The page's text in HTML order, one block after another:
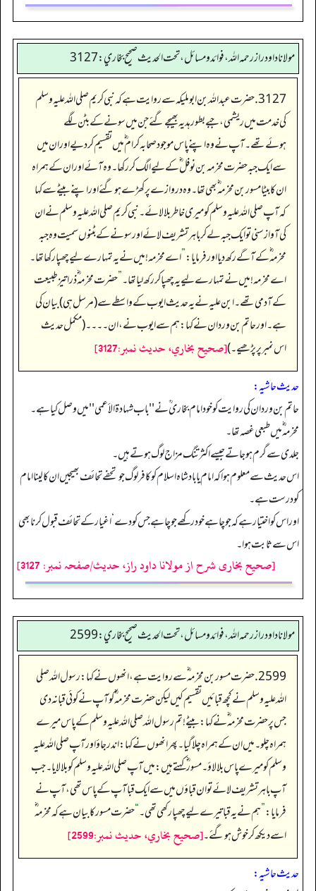
مولانا داود راز رحمه الله، فوائد و مسائل، تحت الحديث صحيح بخاري: 3127
3127. حضرت عبداللہ بن ابو ملیکہ سے روایت ہے کہ نبی کریم صلی اللہ علیہ وسلم
کی خدمت میں ریشمی، جبے بطور ہدیہ بھیجے گئے جن میں سونے کے بٹن لگے
ہوئےتھے۔ آپ نے وہ اپنے پاس موجود صحابہ کرام ؓ میں تقسیم کردیے اور ان میں
سے ایک جبہ حضرت مخرمہ بن نوفل ؓ کے لیے الگ کررکھا۔ وہ آئے اور ان کے ہمراہ
ان کا بیٹا مسور بن مخرمہ ؓ بھی تھا۔ وہ دروازے پر کھڑے ہوگئے اور اپنے بیٹے سے کہا
کہ آپ صلی اللہ علیہ وسلم کومیری خاطر بلا لائے۔ نبی کریم صلی اللہ علیہ وسلم نے ان
کی آواز سنی تو ایک جبہ لے کر باہر تشریف لائے اور سونے کے بٹنوں سمیت وہ جبہ
مخرمہ ؓکے آگے رکھ دیا اور فرمایا:”اے مخرمہ! میں نے یہ تمہارے لیے چھپا رکھا تھا۔
اے مخرمہ! میں نے تمہارے لیے یہ چھپا کررکھ لیا تھا۔”حضرت مخرمہ ؓ ذرا تیز طبیعت
کے آدمی تھے۔ ابن علیہ نے یہ حدیث ایوب کے واسطے سے (مرسل ہی) بیان کی
ہے۔ اور حاتم بن وردان نے کہا: ہم سے ایوب نے، ان۔۔۔۔ (مکمل حدیث
اس نمبر پر پڑھیے۔)[صحيح بخاري، حديث نمبر:3127]
حدیث حاشیہ:
حاتم بن وردان کی روایت کو خود امام بخاری ؒنے ''باب شهادة الأعمی'' میں وصل کیا ہے۔
مخرمہ ؓ میں طبعی غصہ تھا۔
جلدی سے گرم ہوجاتے جیسے اکثر تنگ مزاج لوگ ہوتے ہیں۔
اس حدیث سے معلوم ہوا کہ امام یا بادشاہ اسلام کو کافر لوگ جو تحفے تحائف بھیجیں ان کا لینا امام
کو درست ہے۔
اور اس کو اختیار ہے کہ جو چاہے خود رکھے جو چاہے جس کو دے‘ اغیار کے تحائف قبول کرنا بھی
اس سے ثابت ہوا۔
[صحیح بخاری شرح از مولانا داود راز، حدیث/صفحہ نمبر: 3127]
مولانا داود راز رحمه الله، فوائد و مسائل، تحت الحديث صحيح بخاري: 2599
2599. حضرت مسور بن مخرمہ ؓ سے روایت ہے، انھوں نے کہا: رسول اللہ صلی
اللہ علیہ وسلم نے کچھ قبائیں تقسیم کیں لیکن حضرت مخرمہ ؓ کو آپ نے کوئی قبانہ دی
جس پر حضرت مخرمہ ؓ نے کہا: بیٹے!تم رسول اللہ صلی اللہ علیہ وسلم کے پاس میرے
ہمراہ چلو۔ میں ان کے ہمراہ چلا گیا۔ پھر انھوں نے کہا: اندر جاؤ اور آپ صلی اللہ علیہ
وسلم کو میرے پاس بلا لاؤ۔ مسور ؓ کہتے ہیں: میں آپ صلی اللہ علیہ وسلم کو بلا لایا۔ جب
آپ باہر تشریف لائے تو ان قباؤں میں سے ایک قبا آپ کے پاس تھی، آپ نے
فرمایا:”ہم نے یہ قباتیرے لیے چھپا رکھی تھی۔“حضرت مسور کا بیان ہے کہ مخرمہ ؓ
اسے دیکھ کر خوش ہوگئے۔[صحيح بخاري، حديث نمبر:2599]
حدیث حاشیہ: